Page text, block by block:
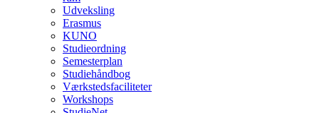
Udveksling
Erasmus
KUNO
Studieordning
Semesterplan
Studiehåndbog
Værkstedsfaciliteter
Workshops